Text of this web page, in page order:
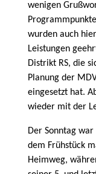
wenigen
wurden auch
Leistungen
Distrikt RS, die
Planung der
eingesetzt hat.
wieder mit der
Der Sonntag
dem Frühstück
Heimweg,